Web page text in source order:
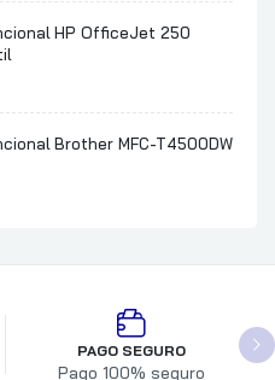
HP OfficeJet 250
Brother MFC-T4500DW
PAGO SEGURO
Pago 100% seguro